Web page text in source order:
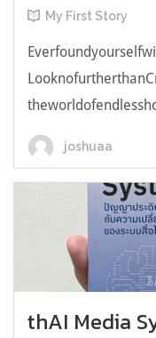
My First Story
joshuaa
thAI Media